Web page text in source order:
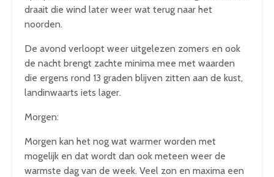
draait die wind later weer wat terug naar het
noorden.
De avond verloopt weer uitgelezen zomers en ook
de nacht brengt zachte minima mee met waarden
die ergens rond 13 graden blijven zitten aan de kust,
landinwaarts iets lager.
Morgen:
Morgen kan het nog wat warmer worden met
mogelijk en dat wordt dan ook meteen weer de
warmste dag van de week. Veel zon en maxima een